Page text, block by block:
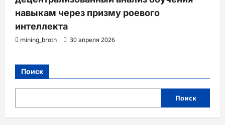
навыкам через призму роевого
интеллекта
mining_broth 30 апреля 2026
Поиск
Поиск